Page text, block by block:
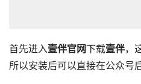
首先进入壹伴官网下载壹伴，
所以安装后可以直接在公众号